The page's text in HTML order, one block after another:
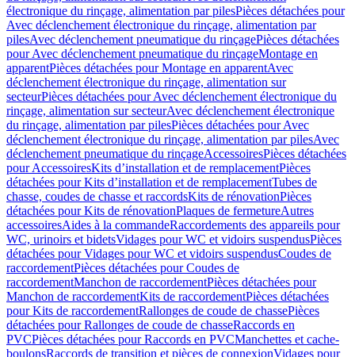
électronique du rinçage, alimentation par pilesPièces détachées pour
Avec déclenchement électronique du rinçage, alimentation par
pilesAvec déclenchement pneumatique du rinçagePièces détachées
pour Avec déclenchement pneumatique du rinçageMontage en
apparentPièces détachées pour Montage en apparentAvec
déclenchement électronique du rinçage, alimentation sur
secteurPièces détachées pour Avec déclenchement électronique du
rinçage, alimentation sur secteurAvec déclenchement électronique
du rinçage, alimentation par pilesPièces détachées pour Avec
déclenchement électronique du rinçage, alimentation par pilesAvec
déclenchement pneumatique du rinçageAccessoiresPièces détachées
pour AccessoiresKits d’installation et de remplacementPièces
détachées pour Kits d’installation et de remplacementTubes de
chasse, coudes de chasse et raccordsKits de rénovationPièces
détachées pour Kits de rénovationPlaques de fermetureAutres
accessoiresAides à la commandeRaccordements des appareils pour
WC, urinoirs et bidetsVidages pour WC et vidoirs suspendusPièces
détachées pour Vidages pour WC et vidoirs suspendusCoudes de
raccordementPièces détachées pour Coudes de
raccordementManchon de raccordementPièces détachées pour
Manchon de raccordementKits de raccordementPièces détachées
pour Kits de raccordementRallonges de coude de chassePièces
détachées pour Rallonges de coude de chasseRaccords en
PVCPièces détachées pour Raccords en PVCManchettes et cache-
boulonsRaccords de transition et pièces de connexionVidages pour